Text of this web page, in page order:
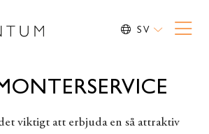
SV
viktigt att erbjuda en så attraktiv